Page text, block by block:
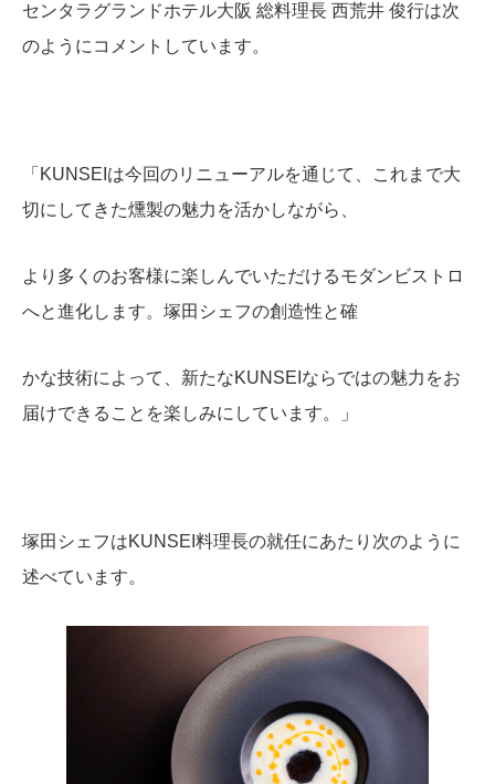
センタラグランドホテル大阪 総料理長 西荒井 俊行は次
のようにコメントしています。
「KUNSEIは今回のリニューアルを通じて、これまで大
切にしてきた燻製の魅力を活かしながら、
より多くのお客様に楽しんでいただけるモダンビストロ
へと進化します。塚田シェフの創造性と確
かな技術によって、新たなKUNSEIならではの魅力をお
届けできることを楽しみにしています。」
塚田シェフはKUNSEI料理長の就任にあたり次のように
述べています。